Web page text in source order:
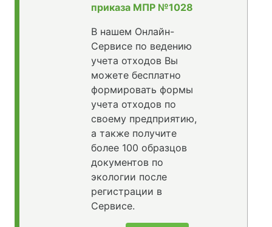
приказа МПР №1028
В нашем Онлайн-
Сервисе по ведению
учета отходов Вы
можете бесплатно
формировать формы
учета отходов по
своему предприятию,
а также получите
более 100 образцов
документов по
экологии после
регистрации в
Сервисе.